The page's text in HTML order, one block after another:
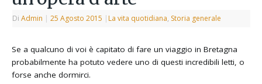
DiAdmin | 25 Agosto 2015 | La vita quotidiana, Storia generale
Se a qualcuno di voi è capitato di fare un viaggio in Bretagna
probabilmente ha potuto vedere uno di questi incredibili letti, o
forse anche dormirci.